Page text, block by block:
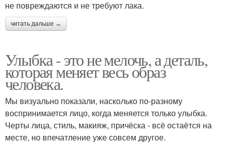
не повреждаются и не требуют лака.
читать дальше →
Улыбка - это не мелочь, а деталь,
которая меняет весь образ
человека.
Мы визуально показали, насколько по-разному
воспринимается лицо, когда меняется только улыбка.
Черты лица, стиль, макияж, причёска - всё остаётся на
месте, но впечатление уже совсем другое.